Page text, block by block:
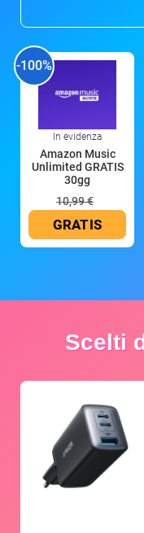
-100%
In evidenza
Amazon Music
Unlimited GRATIS
30gg
10,99 €
GRATIS
Scelti